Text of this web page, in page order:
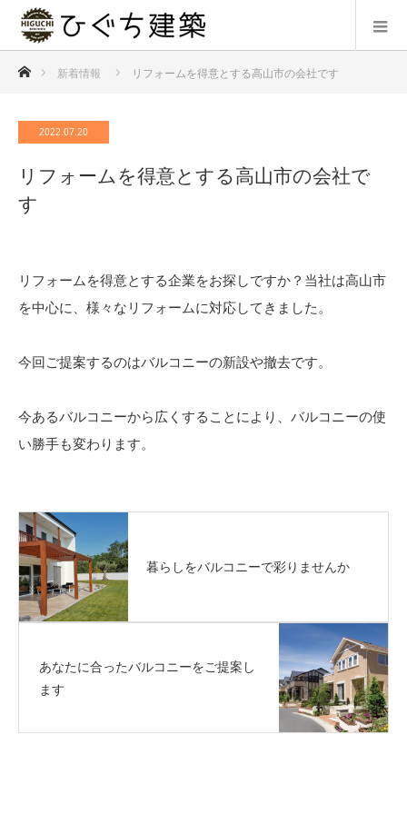
ホーム新着情報 リフォームを得意とする高山市の会社です
2022.07.20
リフォームを得意とする高山市の会社で
す
リフォームを得意とする企業をお探しですか？当社は高山市
を中心に、様々なリフォームに対応してきました。
今回ご提案するのはバルコニーの新設や撤去です。
今あるバルコニーから広くすることにより、バルコニーの使
い勝手も変わります。
暮らしをバルコニーで彩りませんか
あなたに合ったバルコニーをご提案し
ます